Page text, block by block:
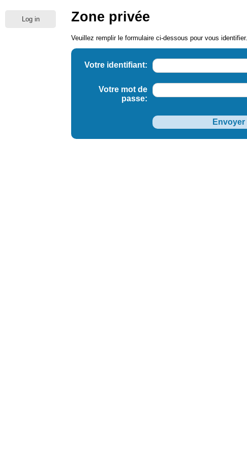
Log in Zone privée
Veuillez remplir le formulaire ci-dessous pour vous identifier.
Votre identifiant:
Votre mot de
passe: